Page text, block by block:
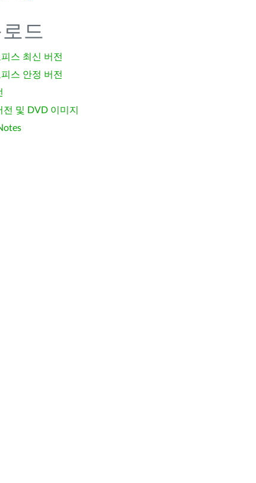
드
스 최신 버전
스 안정 버전
전 및 DVD 이미지